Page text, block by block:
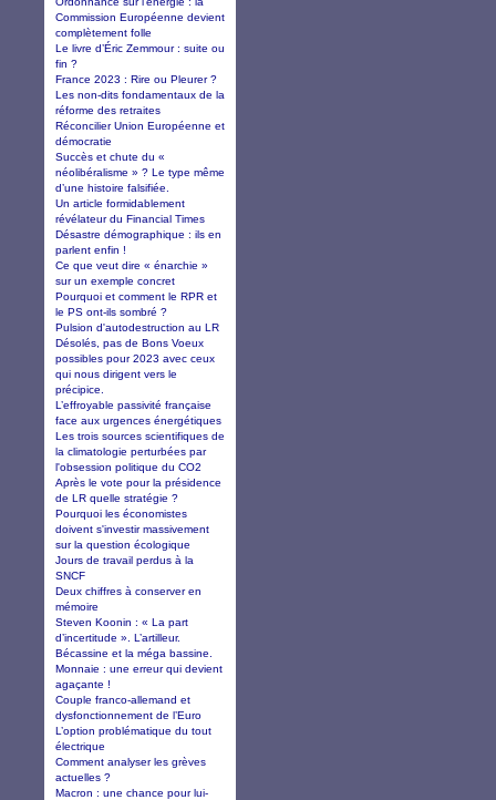
Commission Européenne devient
complètement folle
Le livre d’Éric Zemmour : suite ou
fin ?
France 2023 : Rire ou Pleurer ?
Les non-dits fondamentaux de la
réforme des retraites
Réconcilier Union Européenne et
démocratie
Succès et chute du «
néolibéralisme » ? Le type même
d’une histoire falsifiée.
Un article formidablement
révélateur du Financial Times
Désastre démographique : ils en
parlent enfin !
Ce que veut dire « énarchie »
sur un exemple concret
Pourquoi et comment le RPR et
le PS ont-ils sombré ?
Pulsion d'autodestruction au LR
Désolés, pas de Bons Voeux
possibles pour 2023 avec ceux
qui nous dirigent vers le
précipice.
L’effroyable passivité française
face aux urgences énergétiques
Les trois sources scientifiques de
la climatologie perturbées par
l'obsession politique du CO2
Après le vote pour la présidence
de LR quelle stratégie ?
Pourquoi les économistes
doivent s'investir massivement
sur la question écologique
Jours de travail perdus à la
SNCF
Deux chiffres à conserver en
mémoire
Steven Koonin : « La part
d’incertitude ». L’artilleur.
Bécassine et la méga bassine.
Monnaie : une erreur qui devient
agaçante !
Couple franco-allemand et
dysfonctionnement de l’Euro
L’option problématique du tout
électrique
Comment analyser les grèves
actuelles ?
Macron : une chance pour lui-